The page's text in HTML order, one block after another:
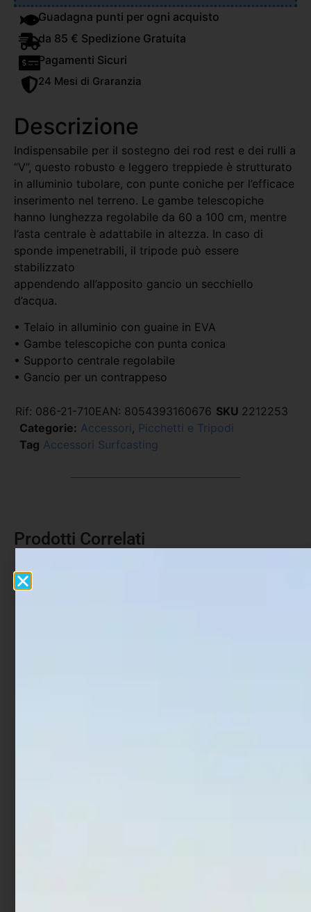
Guadagna punti per ogni acquisto
da 85 € Spedizione Gratuita
Pagamenti Sicuri
24 Mesi di Graranzia
Descrizione
Indispensabile per il sostegno dei rod rest e dei rulli a
“V”, questo robusto e leggero treppiede è strutturato
in alluminio tubolare, con punte coniche per l’efficace
inserimento nel terreno. Le gambe telescopiche
hanno lunghezza regolabile da 60 a 100 cm, mentre
l’asta centrale è adattabile in altezza. In caso di
sponde impenetrabili, il tripode può essere
stabilizzato
appendendo all’apposito gancio un secchiello
d’acqua.
• Telaio in alluminio con guaine in EVA
• Gambe telescopiche con punta conica
• Supporto centrale regolabile
• Gancio per un contrappeso
Rif: 086-21-710EAN: 8054393160676 SKU 2212253
Categorie: Accessori , Picchetti e Tripodi
Tag Accessori Surfcasting
Prodotti Correlati